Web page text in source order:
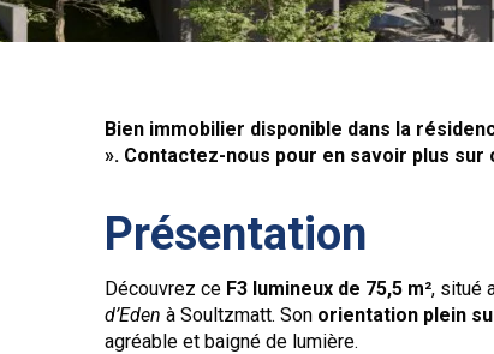
Bien immobilier disponible dans la
». Contactez-nous pour en savoir plus sur
Présentation
Découvrez ce F3 lumineux de 75,5 m², situé
d’Eden à Soultzmatt. Son orientation plein
agréable et baigné de lumière.